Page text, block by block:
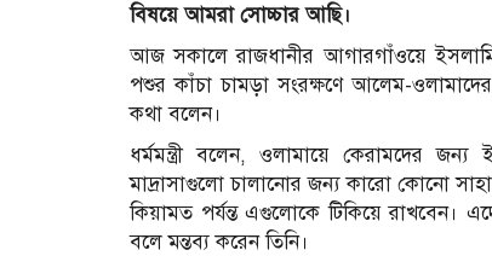
বিষয়ে আমরা সোচ্চার আছি।
আজ সকালে রাজধানীর আগারগাঁওয়ে
পশুর কাঁচা চামড়া সংরক্ষণে আলেম-
কথা বলেন।
ধর্মমন্ত্রী বলেন, ওলামায়ে কেরামদের
মাদ্রাসাগুলো চালানোর জন্য কারো কোনো
কিয়ামত পর্যন্ত এগুলোকে টিকিয়ে রাখবেন।
বলে মন্তব্য করেন তিনি।